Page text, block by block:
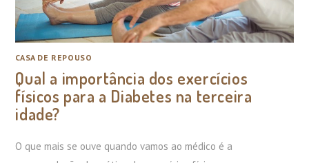
CASA DE REPOUSO
Qual a importância dos exercícios
físicos para a Diabetes na terceira
idade?
O que mais se ouve quando vamos ao médico é a